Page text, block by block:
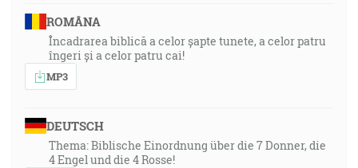
ROMÂNA
Încadrarea biblică a celor șapte tunete, a celor patru
îngeri și a celor patru cai!
MP3
DEUTSCH
Thema: Biblische Einordnung über die 7 Donner, die
4 Engel und die 4 Rosse!